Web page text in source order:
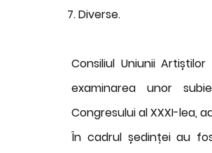
Diverse.
Consiliul Uniunii
examinarea unor
Congresului al XXXI-lea,
În cadrul ședinței au